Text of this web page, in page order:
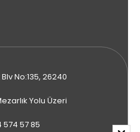
No:135, 26240
Yolu Üzeri
574 57 85